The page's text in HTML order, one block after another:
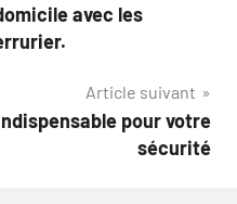
avec les
Article suivant
pour votre
sécurité